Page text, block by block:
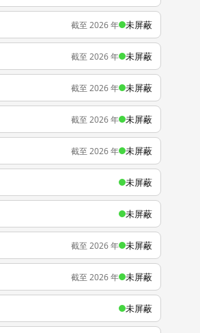
截至 2026 年 未屏蔽
截至 2026 年 未屏蔽
截至 2026 年 未屏蔽
截至 2026 年 未屏蔽
截至 2026 年 未屏蔽
未屏蔽
未屏蔽
截至 2026 年 未屏蔽
截至 2026 年 未屏蔽
未屏蔽